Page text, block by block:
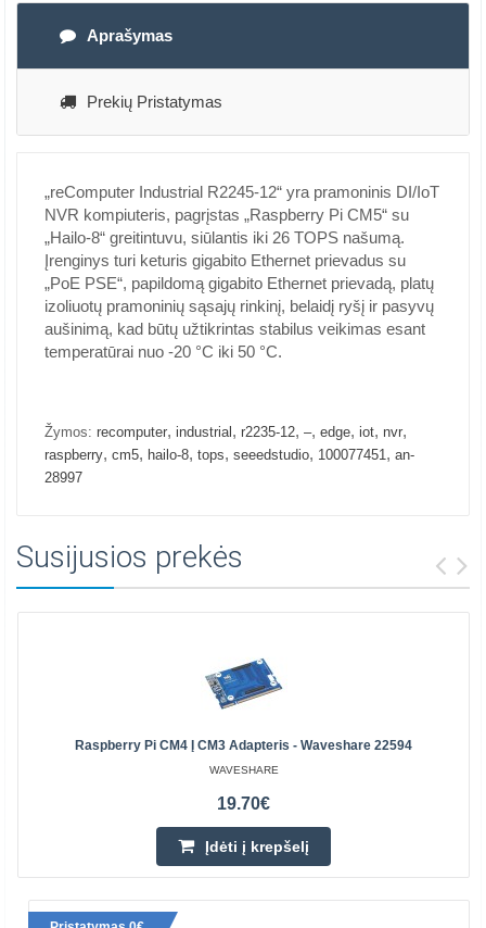
Aprašymas
Prekių Pristatymas
„reComputer Industrial R2245-12“ yra pramoninis DI/IoT
NVR kompiuteris, pagrįstas „Raspberry Pi CM5“ su
„Hailo-8“ greitintuvu, siūlantis iki 26 TOPS našumą.
Įrenginys turi keturis gigabito Ethernet prievadus su
„PoE PSE“, papildomą gigabito Ethernet prievadą, platų
izoliuotų pramoninių sąsajų rinkinį, belaidį ryšį ir pasyvų
aušinimą, kad būtų užtikrintas stabilus veikimas esant
temperatūrai nuo -20 °C iki 50 °C.
Žymos: recomputer, industrial , r2235-12, –, edge, iot, nvr,
raspberry, cm5, hailo-8, tops, seeedstudio, 100077451, an-
28997
Susijusios prekės
Raspberry Pi CM4 Į CM3 Adapteris - Waveshare 22594
WAVESHARE
19.70€
Įdėti į krepšelį